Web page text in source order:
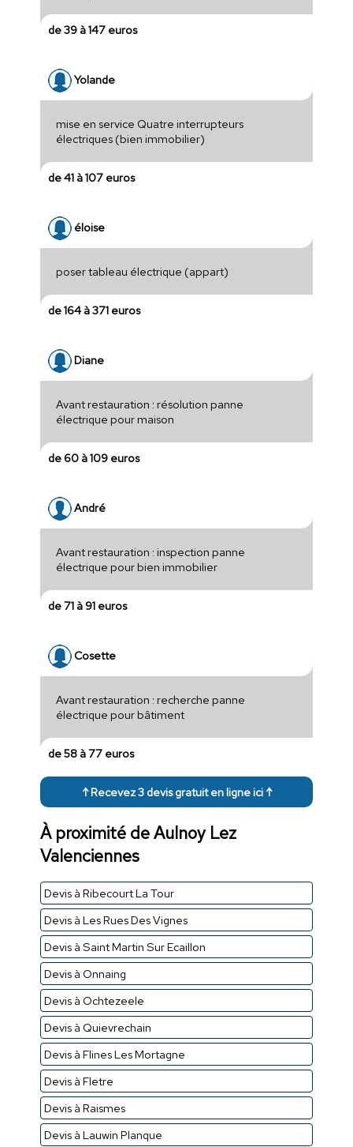
de 39 à 147 euros
Yolande
mise en service Quatre interrupteurs
électriques (bien immobilier)
de 41 à 107 euros
éloise
poser tableau électrique (appart)
de 164 à 371 euros
Diane
Avant restauration : résolution panne
électrique pour maison
de 60 à 109 euros
André
Avant restauration : inspection panne
électrique pour bien immobilier
de 71 à 91 euros
Cosette
Avant restauration : recherche panne
électrique pour bâtiment
de 58 à 77 euros
↑ Recevez 3 devis gratuit en ligne ici ↑
À proximité de Aulnoy Lez
Valenciennes
Devis à Ribecourt La Tour
Devis à Les Rues Des Vignes
Devis à Saint Martin Sur Ecaillon
Devis à Onnaing
Devis à Ochtezeele
Devis à Quievrechain
Devis à Flines Les Mortagne
Devis à Fletre
Devis à Raismes
Devis à Lauwin Planque